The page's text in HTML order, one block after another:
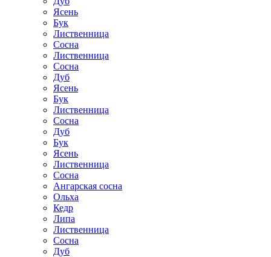
Ясень
Бук
Лиственница
Сосна
Лиственница
Сосна
Дуб
Ясень
Бук
Лиственница
Сосна
Дуб
Бук
Ясень
Лиственница
Сосна
Ангарская сосна
Ольха
Кедр
Липа
Лиственница
Сосна
Дуб